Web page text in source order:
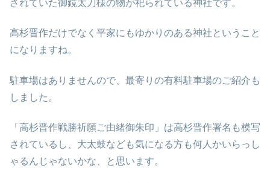
されていた御鏡太刀様の物が祀られている神社です。
高杉晋作だけでなく平家にもゆかりのある神社ということ
になりますね。
駐車場はありませんので、最寄りの有料駐車場のご紹介も
しました。
「高杉晋作戦勝祈願ご由緒御朱印」は高杉晋作署名も模写
されているし、大太鼓なども気になる方も何人かいらっし
ゃるんじゃないかな、と思います。